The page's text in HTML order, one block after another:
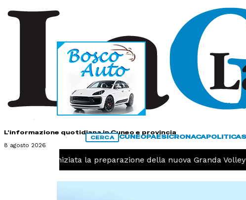
L'informazione quotidiana in Cuneo e provincia
8 agosto 2026
CERCA CUNEOPAESICRONACAPOLITICA
Pallavolo, iniziata la preparazione della nuova Granda Volley